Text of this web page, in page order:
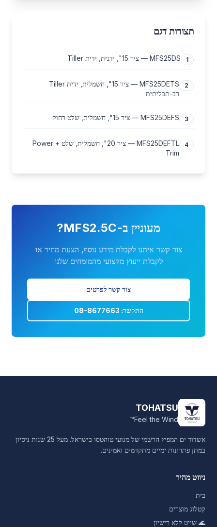
תצורות דגם
1 MFS25DS — ציר 15", ידנית, ידית Tiller
2
MFS25DETS — ציר 15", חשמלית, ידית Tiller
רב-תכליתית
3 MFS25DEFS — ציר 15", חשמלית, שלט רחוק
4
MFS25DEFTL — ציר 20", חשמלית, שלט + Power
Trim
מעוניין ב-MFS2.5C
?
צור קשר איתנו לקבלת מידע נוסף, הצעת מחיר או
לקבלת ייעוץ מקצועי מהמומחים שלנו
צור קשר לפרטים
התקשר: 08-8677663
TOHATSU
Feel the Wind™
אשדוד ים המפיץ הרשמי של מנועי טוהטסו בישראל. מעל 25 שנות ניסיון
במתן פתרונות ימיים מתקדמים ואמינים.
ניווט מהיר
בית
קטלוג מוצרים
🌊 שייט ללא רישיון